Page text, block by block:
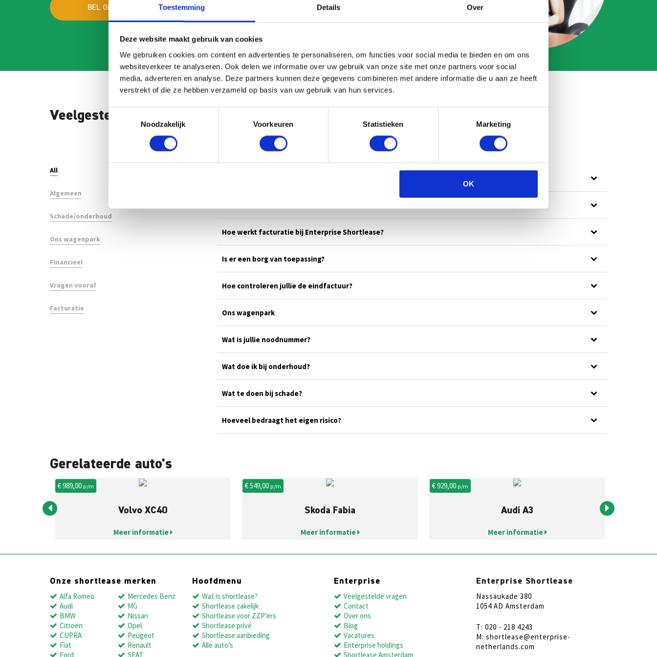
Toestemming Details Over
Deze website maakt gebruik van cookies
We gebruiken cookies om content en advertenties te personaliseren, om functies voor social media te bieden en om ons
websiteverkeer te analyseren. Ook delen we informatie over uw gebruik van onze site met onze partners voor social
media, adverteren en analyse. Deze partners kunnen deze gegevens combineren met andere informatie die u aan ze heeft
verstrekt of die ze hebben verzameld op basis van uw gebruik van hun services.
Toestemmingsselectie
Noodzakelijk
Voorkeuren Statistieken Marketing
OK
BEL ONS
Veelgestelde vragen
All
Algemeen
Schade/onderhoud
Ons wagenpark
Financieel
Vragen vooraf
Facturatie
Hoe werkt facturatie bij Enterprise Shortlease?
Is er een borg van toepassing?
Hoe controleren jullie de eindfactuur?
Ons wagenpark
Wat is jullie noodnummer?
Wat doe ik bij onderhoud?
Wat te doen bij schade?
Hoeveel bedraagt het eigen risico?
Gerelateerde auto's
€ 989,00p/m
Volvo XC40
Meer informatie
€ 549,00p/m
Skoda Fabia
Meer informatie
€ 929,00p/m
Audi A3
Meer informatie
Onze shortlease merken
Alfa Romeo
Audi
BMW
Citroën
CUPRA
Fiat
Ford
Mercedes Benz
MG
Nissan
Opel
Peugeot
Renault
SEAT
Hoofdmenu
Wat is shortlease?
Shortlease zakelijk
Shortlease voor ZZP’ers
Shortlease privé
Shortlease aanbieding
Alle auto’s
Enterprise
Veelgestelde vragen
Contact
Over ons
Blog
Vacatures
Enterprise holdings
Shortlease Amsterdam
Enterprise Shortlease
Nassaukade 380
1054 AD Amsterdam
T: 020 - 218 4243
M: shortlease@enterprise-
netherlands.com